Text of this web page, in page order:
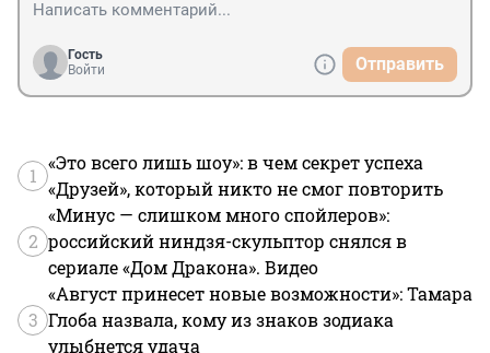
Гость
Войти
Отправить
1
«Это всего лишь шоу»: в чем секрет успеха
«Друзей», который никто не смог повторить
2
«Минус — слишком много спойлеров»:
российский ниндзя-скульптор снялся в
сериале «Дом Дракона». Видео
3
«Август принесет новые возможности»: Тамара
Глоба назвала, кому из знаков зодиака
улыбнется удача